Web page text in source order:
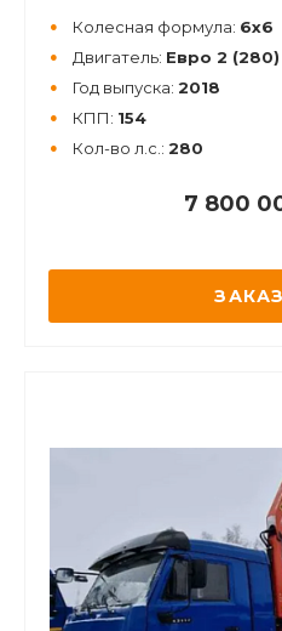
Колесная формула: 6х6
Двигатель: Евро 2 (280)
Год выпуска: 2018
КПП: 154
Кол-во л.с.: 280
7 800